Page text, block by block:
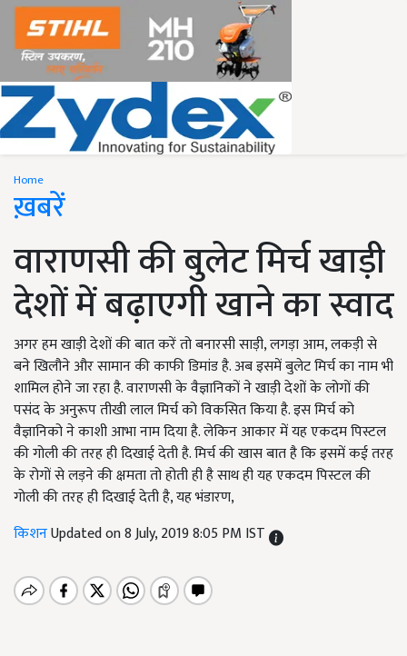
Home
ख़बरें
वाराणसी की बुलेट मिर्च खाड़ी
देशों में बढ़ाएगी खाने का स्वाद
अगर हम खाड़ी देशों की बात करें तो बनारसी साड़ी, लगड़ा आम, लकड़ी से
बने खिलौने और सामान की काफी डिमांड है. अब इसमें बुलेट मिर्च का नाम भी
शामिल होने जा रहा है. वाराणसी के वैज्ञानिकों ने खाड़ी देशों के लोगों की
पसंद के अनुरूप तीखी लाल मिर्च को विकसित किया है. इस मिर्च को
वैज्ञानिको ने काशी आभा नाम दिया है. लेकिन आकार में यह एकदम पिस्टल
की गोली की तरह ही दिखाई देती है. मिर्च की खास बात है कि इसमें कई तरह
के रोगों से लड़ने की क्षमता तो होती ही है साथ ही यह एकदम पिस्टल की
गोली की तरह ही दिखाई देती है, यह भंडारण,
किशनUpdated on 8 July, 2019 8:05 PM IST